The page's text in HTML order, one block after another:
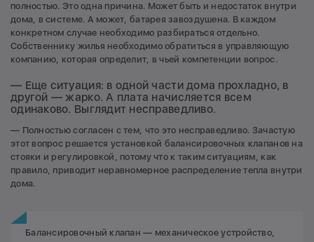
полностью. Это одна причина. Может быть и недостаток внутри
дома, в системе. А может, батарея завоздушена. В каждом
конкретном случае необходимо разбираться отдельно.
Собственнику жилья необходимо обратиться в управляющую
компанию, которая определит, в чьей компетенции вопрос.
— Еще ситуация: в одной части дома прохладно, в
другой — жарко. А плата начисляется всем
одинаково. Выглядит несправедливо.
— Полностью согласен с тем, что это несправедливо. Зачастую
этот вопрос решается установкой балансировочных клапанов на
стояки и регулировкой, потому что к таким ситуациям, как
правило, приводит неравномерное распределение тепла внутри
дома.
Балансировочный клапан — механическое устройство,